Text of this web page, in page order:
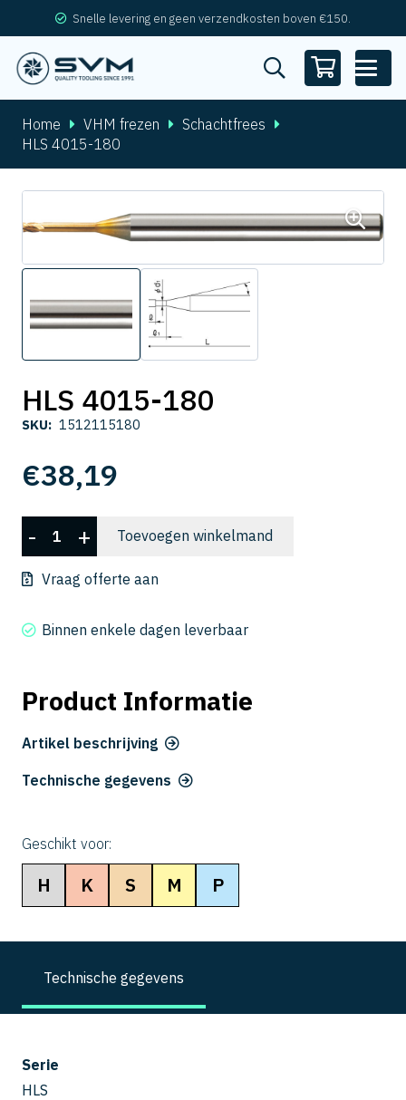
Snelle levering en geen verzendkosten boven €150.
Home VHM frezen
Schachtfrees
HLS 4015-180
HLS 4015-180
SKU: 1512115180
€38,19
4015-
180
- + Toevoegen winkelmand
Vraag offerte aan
Binnen enkele dagen leverbaar
Product Informatie
Artikel beschrijving
Technische gegevens
Geschikt voor:
H K S M P
Technische gegevens
Serie
HLS